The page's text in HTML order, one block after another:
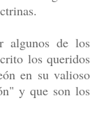
algunos de los
los queridos
en su valioso
y que son los